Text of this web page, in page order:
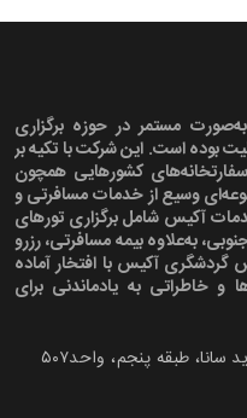
به‌صورت مستمر در حوزه برگزاری
بوده است. این شرکت با تکیه بر
کشورهایی همچون
وسیع از خدمات مسافرتی و
آکیس شامل برگزاری تورهای
به‌علاوه بیمه مسافرتی، رزرو
آکیس با افتخار آماده
و خاطراتی به یادماندنی برای
سانا، طبقه پنجم، واحد۵۰۷‍